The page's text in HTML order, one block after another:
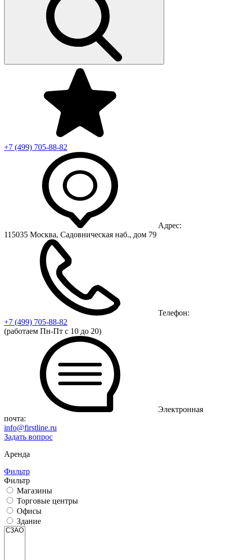
+7 (499) 705-88-82
Адрес:
115035 Москва, Садовническая наб., дом 79
Телефон:
+7 (499) 705-88-82
(работаем Пн-Пт с 10 до 20)
Электронная
почта:
info@firstline.ru
Задать вопрос
Аренда
Фильтр
Фильтр
Магазины
Торговые центры
Офисы
Здание